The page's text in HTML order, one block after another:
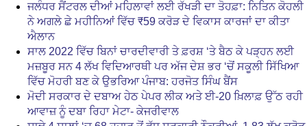
ਜਲੰਧਰ ਸੈਂਟਰਲ ਦੀਆਂ ਮਹਿਲਾਵਾਂ ਲਈ ਰੱਖੜੀ ਦਾ ਤੋਹਫ਼ਾ: ਨਿਤਿਨ ਕੋਹਲੀ
ਨੇ ਅਗਲੇ ਛੇ ਮਹੀਨਿਆਂ ਵਿੱਚ ₹59 ਕਰੋੜ ਦੇ ਵਿਕਾਸ ਕਾਰਜਾਂ ਦਾ ਕੀਤਾ
ਐਲਾਨ
ਸਾਲ 2022 ਵਿੱਚ ਬਿਨਾਂ ਚਾਰਦੀਵਾਰੀ ਤੇ ਫ਼ਰਸ਼ ‘ਤੇ ਬੈਠ ਕੇ ਪੜ੍ਹਨ ਲਈ
ਮਜ਼ਬੂਰ ਸਨ 4 ਲੱਖ ਵਿਦਿਆਰਥੀ ਪਰ ਅੱਜ ਦੇਸ਼ ਭਰ ‘ਚੋਂ ਸਕੂਲੀ ਸਿੱਖਿਆ
ਵਿੱਚ ਮੋਹਰੀ ਬਣ ਕੇ ਉਭਰਿਆ ਪੰਜਾਬ: ਹਰਜੋਤ ਸਿੰਘ ਬੈਂਸ
ਮੋਦੀ ਸਰਕਾਰ ਦੇ ਦਬਾਅ ਹੇਠ ਪੇਪਰ ਲੀਕ ਅਤੇ ਈ-20 ਖ਼ਿਲਾਫ਼ ਉੱਠ ਰਹੀ
ਆਵਾਜ਼ ਨੂੰ ਦਬਾ ਰਿਹਾ ਮੇਟਾ- ਕੇਜਰੀਵਾਲ